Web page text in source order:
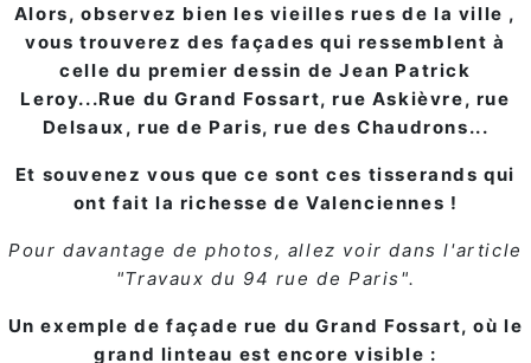
Alors, observez bien les vieilles rues de la ville ,
vous trouverez des façades qui ressemblent à
celle du premier dessin de Jean Patrick
Leroy...Rue du Grand Fossart, rue Askièvre, rue
Delsaux, rue de Paris, rue des Chaudrons...
Et souvenez vous que ce sont ces tisserands qui
ont fait la richesse de Valenciennes !
Pour davantage de photos, allez voir dans l'article
"Travaux du 94 rue de Paris".
Un exemple de façade rue du Grand Fossart, où le
grand linteau est encore visible :